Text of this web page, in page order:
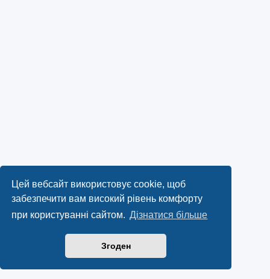
Цей вебсайт використовує cookie, щоб
забезпечити вам високий рівень комфорту
при користуванні сайтом. Дізнатися більше
Згоден